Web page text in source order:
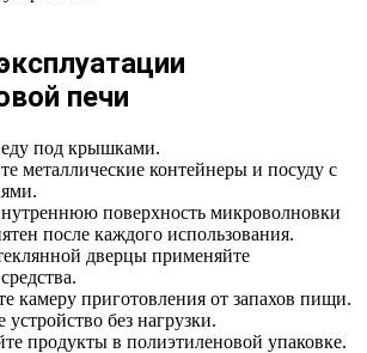
печи
еду под крышками.
металлические контейнеры и посуду с
поверхность микроволновки
после каждого использования.
дверцы применяйте
камеру приготовления от запахов пищи.
устройство без нагрузки.
продукты в полиэтиленовой упаковке.